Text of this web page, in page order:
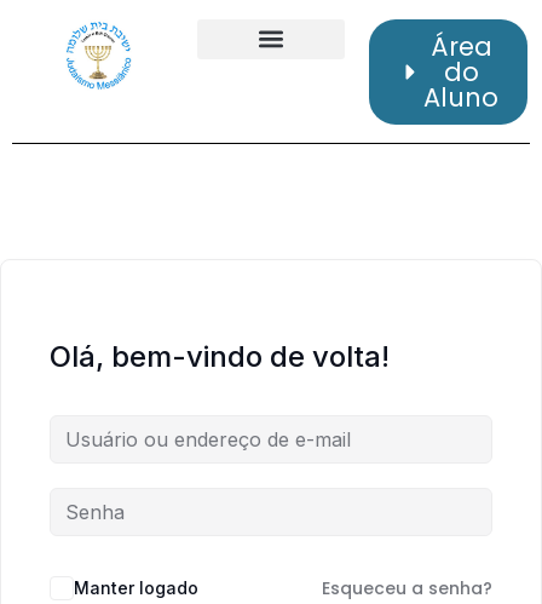
Área
do
Aluno
Olá, bem-vindo de volta!
Manter logado Esqueceu a senha?